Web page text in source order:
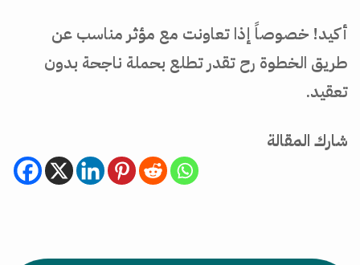
أكيد! خصوصاً إذا تعاونت مع مؤثر مناسب عن
طريق الخطوة رح تقدر تطلع بحملة ناجحة بدون
تعقيد.
شارك المقالة